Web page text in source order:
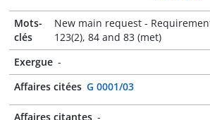
Mots-
clés
New main request -
123(2), 84 and 83 (met)
Exergue -
Affaires citées G 0001/03
Affaires citantes -